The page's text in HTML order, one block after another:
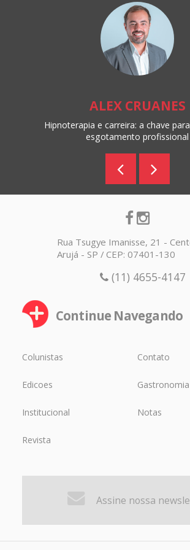
ALEX CRUANES
Hipnoterapia e carreira: a chave
esgotamento profissional
Rua Tsugye Imanisse, 21 -
Arujá - SP / CEP: 07401-130
(11) 4655-4147
Continue Navegando
Colunistas Contato
Edicoes Gastronomia
Institucional Notas
Revista
Assine nossa